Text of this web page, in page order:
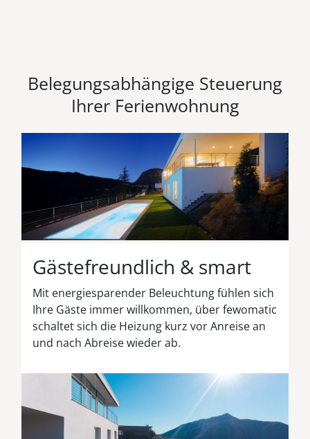
Belegungsabhängige Steuerung
Ihrer Ferienwohnung
Gästefreundlich & smart
Mit energiesparender Beleuchtung fühlen sich
Ihre Gäste immer willkommen, über fewomatic
schaltet sich die Heizung kurz vor Anreise an
und nach Abreise wieder ab.